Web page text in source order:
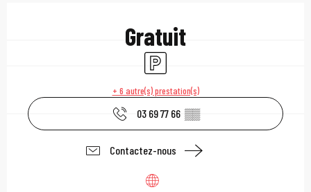
Ouverture et
Gratuit
Parking
+ 6 autre(s) prestation(s)
03 69 77 66 ▒▒
Contactez-nous